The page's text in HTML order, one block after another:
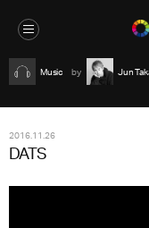
Music Jun
2016.11.26
DATS